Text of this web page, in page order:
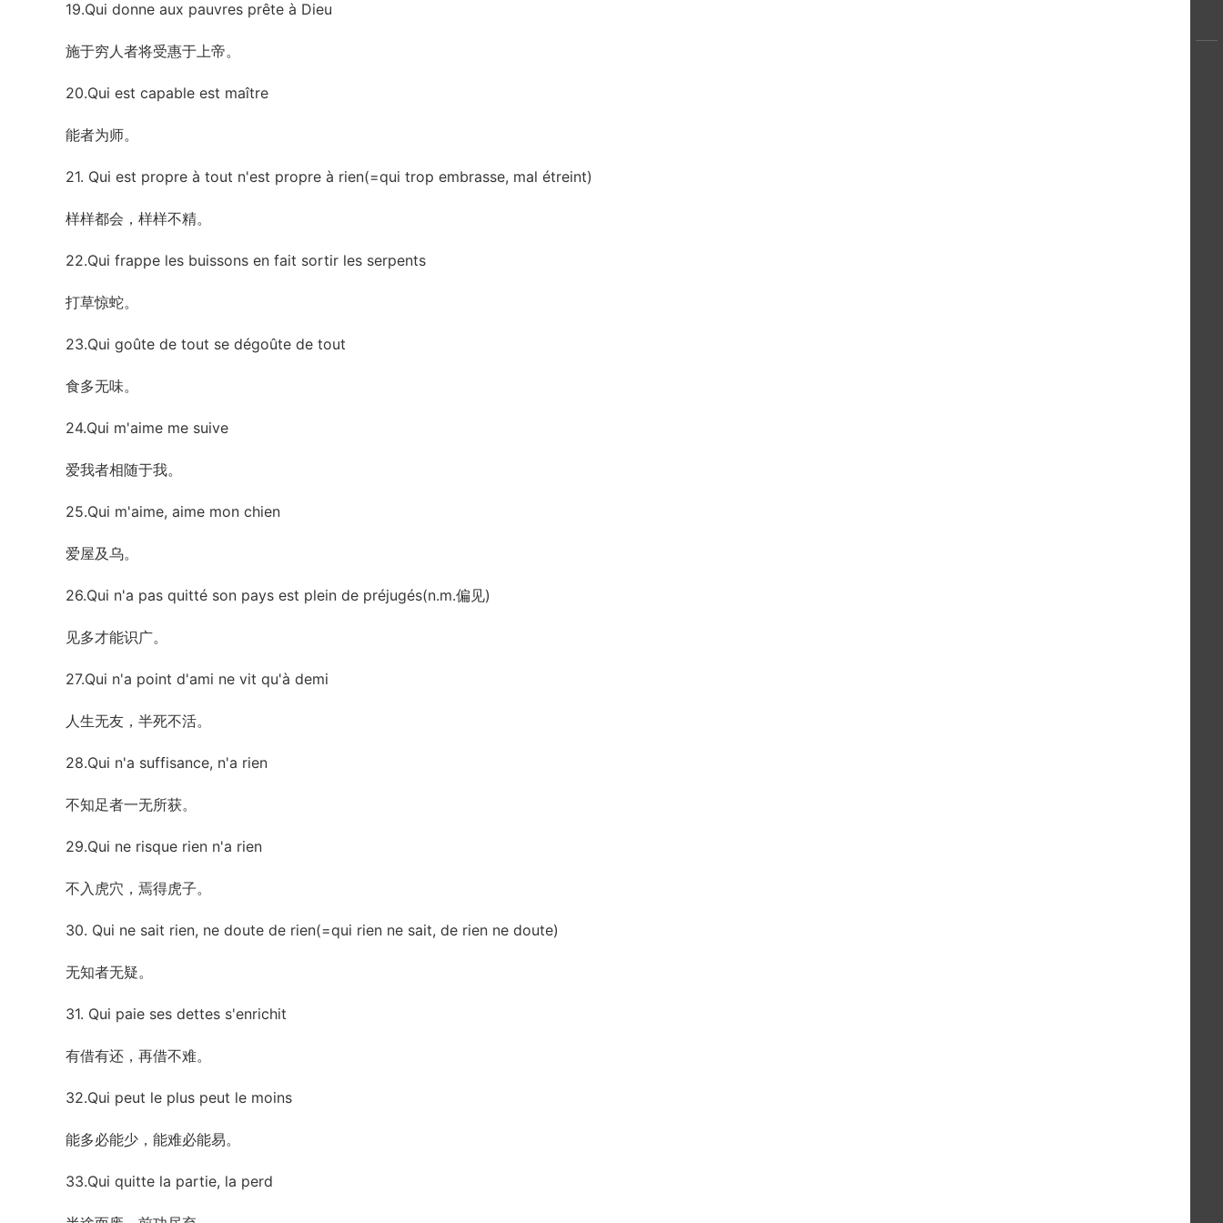
19.Qui donne aux pauvres prête à Dieu
施于穷人者将受惠于上帝。
20.Qui est capable est maître
能者为师。
21. Qui est propre à tout n'est propre à rien(=qui trop embrasse, mal étreint)
样样都会，样样不精。
22.Qui frappe les buissons en fait sortir les serpents
打草惊蛇。
23.Qui goûte de tout se dégoûte de tout
食多无味。
24.Qui m'aime me suive
爱我者相随于我。
25.Qui m'aime, aime mon chien
爱屋及乌。
26.Qui n'a pas quitté son pays est plein de préjugés(n.m.偏见)
见多才能识广。
27.Qui n'a point d'ami ne vit qu'à demi
人生无友，半死不活。
28.Qui n'a suffisance, n'a rien
不知足者一无所获。
29.Qui ne risque rien n'a rien
不入虎穴，焉得虎子。
30. Qui ne sait rien, ne doute de rien(=qui rien ne sait, de rien ne doute)
无知者无疑。
31. Qui paie ses dettes s'enrichit
有借有还，再借不难。
32.Qui peut le plus peut le moins
能多必能少，能难必能易。
33.Qui quitte la partie, la perd